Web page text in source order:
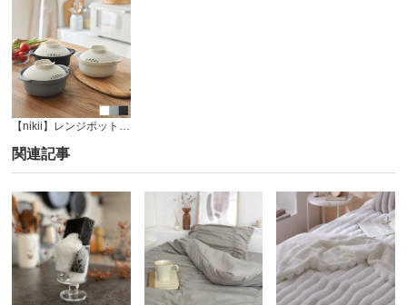
関連記事